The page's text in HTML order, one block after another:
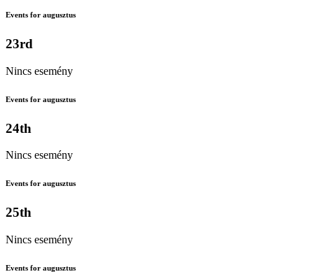
Events for augusztus
23rd
Nincs esemény
Events for augusztus
24th
Nincs esemény
Events for augusztus
25th
Nincs esemény
Events for augusztus